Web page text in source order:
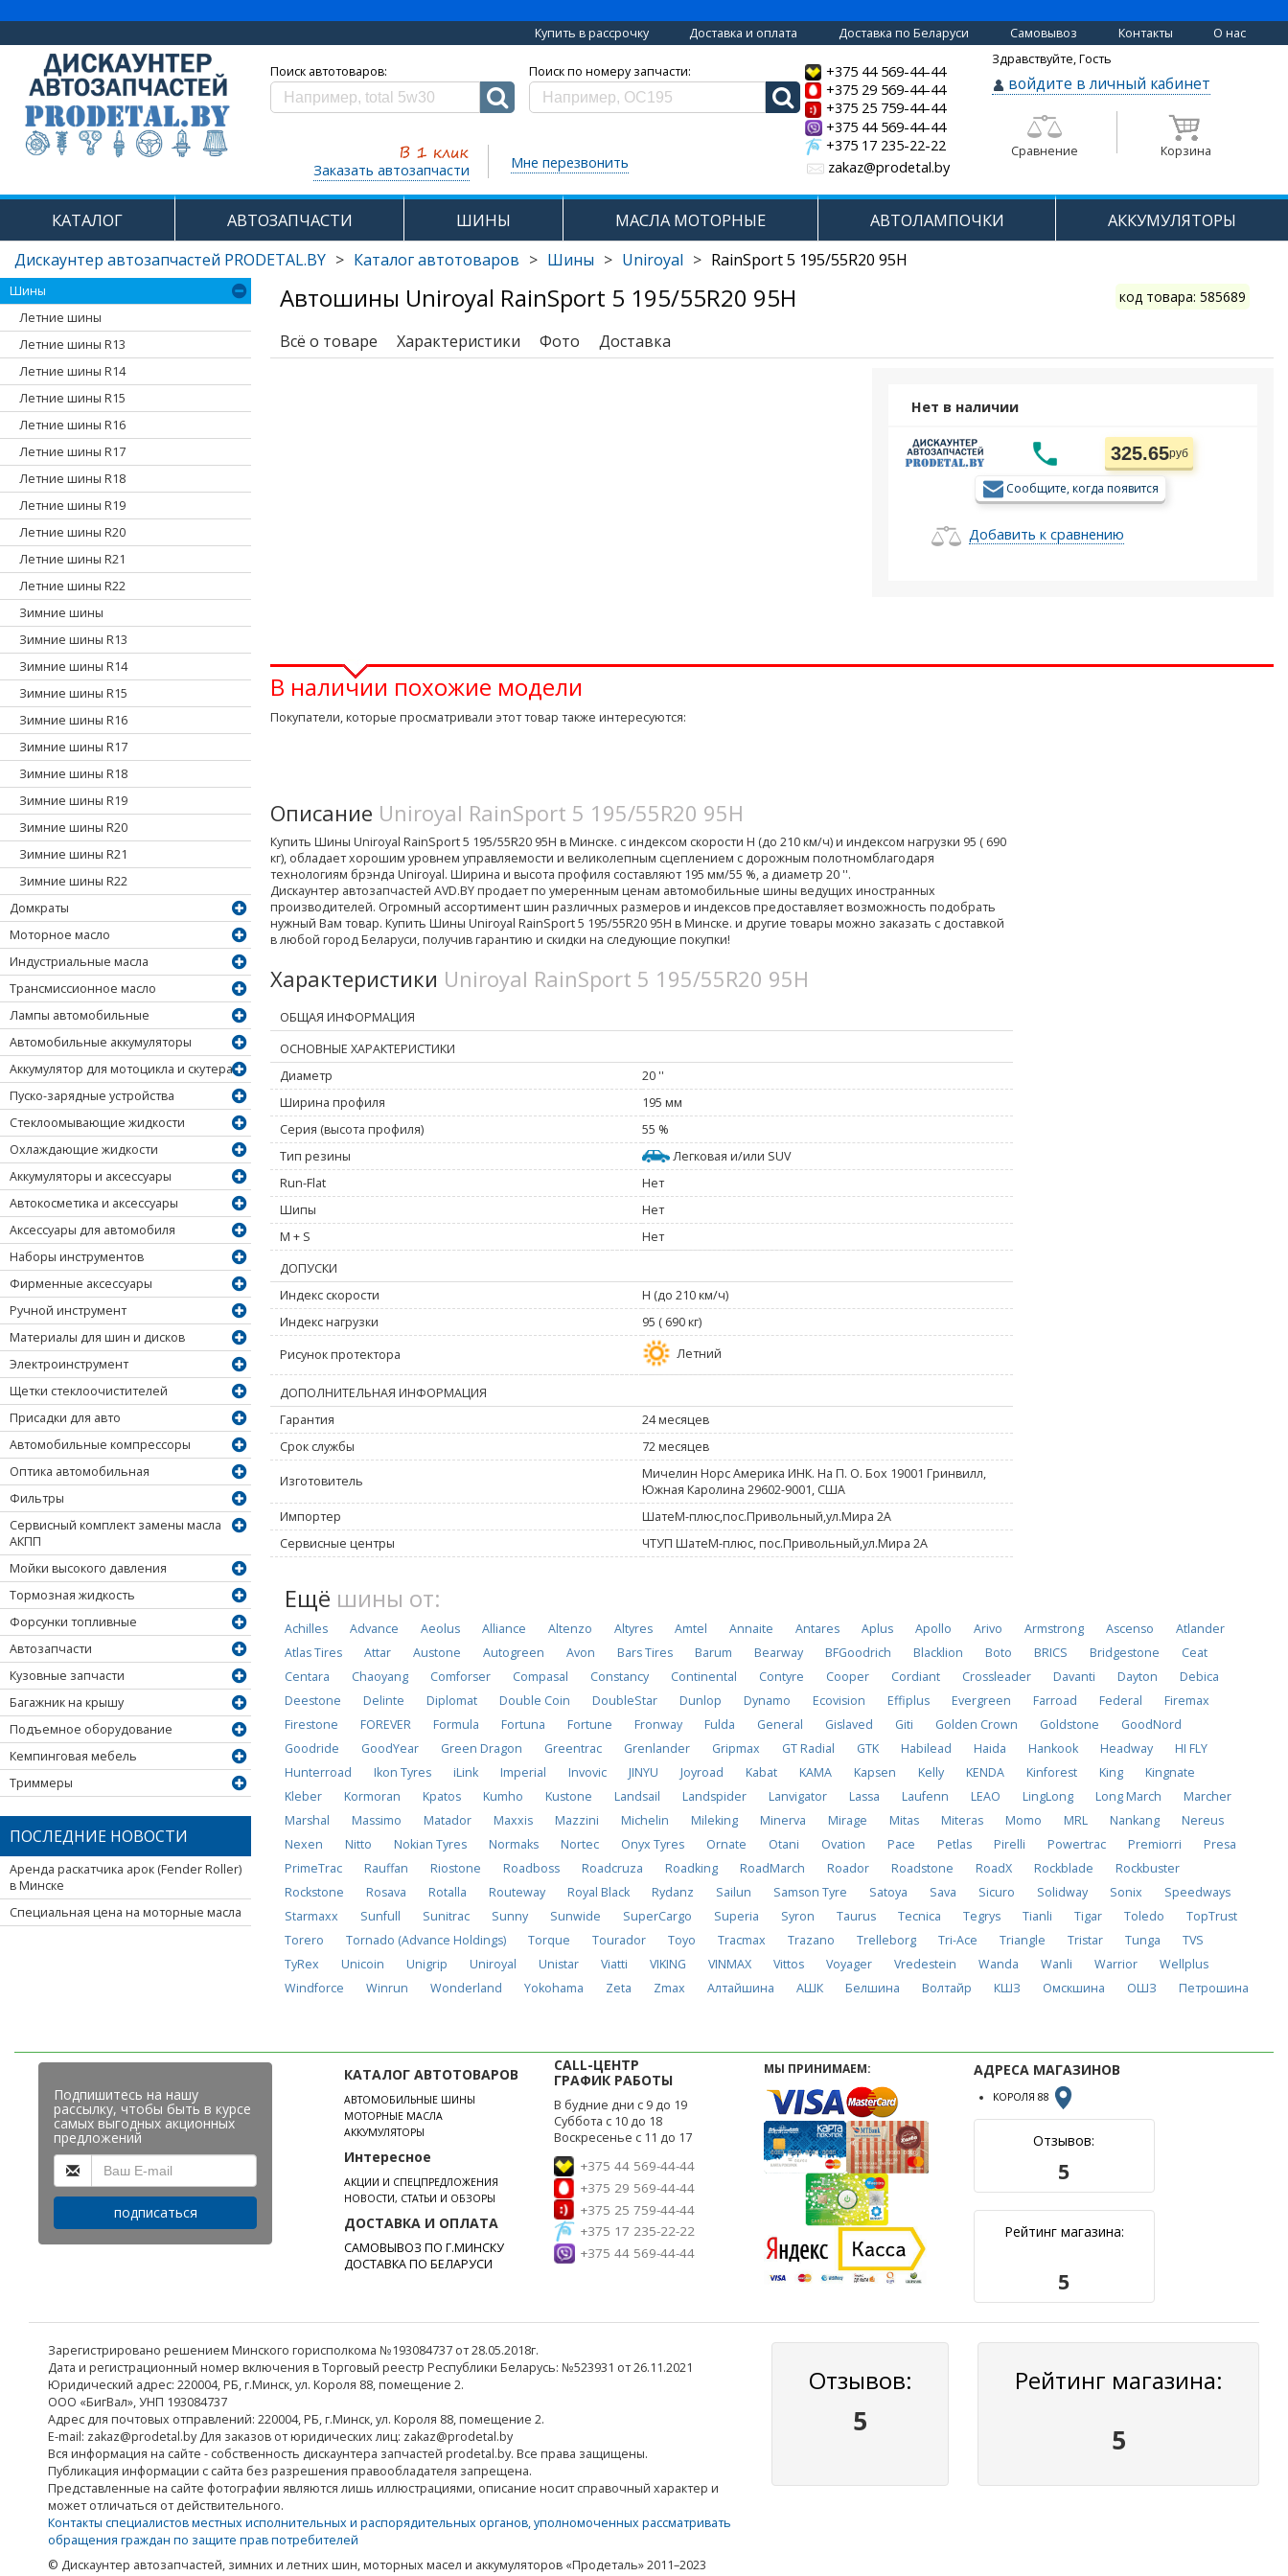
Купить в рассрочку Доставка и оплата Доставка по Беларуси Самовывоз Контакты О нас
Поиск автотоваров: Поиск по номеру запчасти:
Заказать автозапчасти Мне перезвонить
+375 44 569-44-44
+375 29 569-44-44
+375 25 759-44-44
+375 44 569-44-44
+375 17 235-22-22
zakaz@prodetal.by
Здравствуйте, Гость
войдите в личный кабинет
Сравнение Корзина
КАТАЛОГ АВТОЗАПЧАСТИ ШИНЫ МАСЛА МОТОРНЫЕ АВТОЛАМПОЧКИ АККУМУЛЯТОРЫ
Дискаунтер автозапчастей PRODETAL.BY > Каталог автотоваров > Шины > Uniroyal > RainSport 5 195/55R20 95H
Шины
Летние шины
Летние шины R13
Летние шины R14
Летние шины R15
Летние шины R16
Летние шины R17
Летние шины R18
Летние шины R19
Летние шины R20
Летние шины R21
Летние шины R22
Зимние шины
Зимние шины R13
Зимние шины R14
Зимние шины R15
Зимние шины R16
Зимние шины R17
Зимние шины R18
Зимние шины R19
Зимние шины R20
Зимние шины R21
Зимние шины R22
Домкраты
Моторное масло
Индустриальные масла
Трансмиссионное масло
Лампы автомобильные
Автомобильные аккумуляторы
Аккумулятор для мотоцикла и скутера
Пуско-зарядные устройства
Стеклоомывающие жидкости
Охлаждающие жидкости
Аккумуляторы и аксессуары
Автокосметика и аксессуары
Аксессуары для автомобиля
Наборы инструментов
Фирменные аксессуары
Ручной инструмент
Материалы для шин и дисков
Электроинструмент
Щетки стеклоочистителей
Присадки для авто
Автомобильные компрессоры
Оптика автомобильная
Фильтры
Сервисный комплект замены масла
АКПП
Мойки высокого давления
Тормозная жидкость
Форсунки топливные
Автозапчасти
Кузовные запчасти
Багажник на крышу
Подъемное оборудование
Кемпинговая мебель
Триммеры
ПОСЛЕДНИЕ НОВОСТИ
Аренда раскатчика арок (Fender Roller)
в Минске
Специальная цена на моторные масла
Автошины Uniroyal RainSport 5 195/55R20 95H код товара: 585689
Всё о товаре Характеристики Фото Доставка
Нет в наличии
325.65руб
Сообщите, когда появится
Добавить к сравнению
В наличии похожие модели
Покупатели, которые просматривали этот товар также интересуются:
Описание Uniroyal RainSport 5 195/55R20 95H
Купить Шины Uniroyal RainSport 5 195/55R20 95H в Минске. с индексом скорости H (до 210 км/ч) и индексом нагрузки 95 ( 690
кг), обладает хорошим уровнем управляемости и великолепным сцеплением с дорожным полотномблагодаря
технологиям брэнда Uniroyal. Ширина и высота профиля составляют 195 мм/55 %, а диаметр 20 ''.
Дискаунтер автозапчастей AVD.BY продает по умеренным ценам автомобильные шины ведущих иностранных
производителей. Огромный ассортимент шин различных размеров и индексов предоставляет возможность подобрать
нужный Вам товар. Купить Шины Uniroyal RainSport 5 195/55R20 95H в Минске. и другие товары можно заказать с доставкой
в любой город Беларуси, получив гарантию и скидки на следующие покупки!
Характеристики Uniroyal RainSport 5 195/55R20 95H
ОБЩАЯ ИНФОРМАЦИЯ
ОСНОВНЫЕ ХАРАКТЕРИСТИКИ
Диаметр
20 ''
Ширина профиля
195 мм
Серия (высота профиля)
55 %
Тип резины
Легковая и/или SUV
Run-Flat
Нет
Шипы
Нет
M + S
Нет
ДОПУСКИ
Индекс скорости
H (до 210 км/ч)
Индекс нагрузки
95 ( 690 кг)
Рисунок протектора
Летний
ДОПОЛНИТЕЛЬНАЯ ИНФОРМАЦИЯ
Гарантия
24 месяцев
Срок службы
72 месяцев
Изготовитель
Мичелин Норс Америка ИНК. На П. О. Боx 19001 Гринвилл,
Южная Каролина 29602-9001, США
Импортер
ШатеМ-плюс,пос.Привольный,ул.Мира 2A
Сервисные центры
ЧТУП ШатеМ-плюс, пос.Привольный,ул.Мира 2A
Ещё шины от:
Achilles Advance Aeolus Alliance Altenzo Altyres Amtel Annaite Antares Aplus Apollo Arivo Armstrong Ascenso
Atlander
Atlas Tires
Attar Austone Autogreen Avon Bars Tires Barum Bearway BFGoodrich Blacklion Boto BRICS Bridgestone
Ceat
Centara
Chaoyang Comforser Compasal Constancy Continental Contyre Cooper Cordiant Crossleader Davanti Dayton
Debica
Deestone
Delinte Diplomat Double Coin DoubleStar Dunlop Dynamo Ecovision Effiplus Evergreen Farroad Federal
Firemax
Firestone
FOREVER Formula Fortuna Fortune Fronway Fulda General Gislaved Giti Golden Crown Goldstone
GoodNord
Goodride
GoodYear Green Dragon Greentrac Grenlander Gripmax GT Radial GTK Habilead Haida Hankook Headway
HI FLY
Hunterroad
Ikon Tyres iLink Imperial Invovic JINYU Joyroad Kabat KAMA Kapsen Kelly KENDA Kinforest King
Kingnate
Kleber
Kormoran Kpatos Kumho Kustone Landsail Landspider Lanvigator Lassa Laufenn LEAO LingLong Long March
Marcher
Marshal
Massimo Matador Maxxis Mazzini Michelin Mileking Minerva Mirage Mitas Miteras Momo MRL Nankang
Nereus
Nexen
Nitto Nokian Tyres Normaks Nortec Onyx Tyres Ornate Otani Ovation Pace Petlas Pirelli Powertrac Premiorri
Presa
PrimeTrac
Rauffan Riostone Roadboss Roadcruza Roadking RoadMarch Roador Roadstone RoadX Rockblade
Rockbuster
Rockstone
Rosava Rotalla Routeway Royal Black Rydanz Sailun Samson Tyre Satoya Sava Sicuro Solidway Sonix
Speedways
Starmaxx
Sunfull Sunitrac Sunny Sunwide SuperCargo Superia Syron Taurus Tecnica Tegrys Tianli Tigar Toledo
TopTrust
Torero
Tornado (Advance Holdings) Torque Tourador Toyo Tracmax Trazano Trelleborg Tri-Ace Triangle Tristar Tunga
TVS
TyRex
Unicoin Unigrip Uniroyal Unistar Viatti VIKING VINMAX Vittos Voyager Vredestein Wanda Wanli Warrior
Wellplus
Windforce
Winrun Wonderland Yokohama Zeta Zmax Алтайшина АШК Белшина Волтайр КШЗ Омскшина ОШЗ Петрошина
Подпишитесь на нашу
рассылку, чтобы быть в курсе
самых выгодных акционных
предложений
подписаться
КАТАЛОГ АВТОТОВАРОВ
АВТОМОБИЛЬНЫЕ ШИНЫ
МОТОРНЫЕ МАСЛА
АККУМУЛЯТОРЫ
Интересное
АКЦИИ И СПЕЦПРЕДЛОЖЕНИЯ
НОВОСТИ, СТАТЬИ И ОБЗОРЫ
ДОСТАВКА И ОПЛАТА
САМОВЫВОЗ ПО Г.МИНСКУ
ДОСТАВКА ПО БЕЛАРУСИ
CALL-ЦЕНТР
ГРАФИК РАБОТЫ
В будние дни с 9 до 19
Суббота с 10 до 18
Воскресенье с 11 до 17
+375 44 569-44-44
+375 29 569-44-44
+375 25 759-44-44
+375 17 235-22-22
+375 44 569-44-44
МЫ ПРИНИМАЕМ: АДРЕСА МАГАЗИНОВ
КОРОЛЯ 88
Отзывов:
5
Рейтинг магазина:
5
Зарегистрировано решением Минского горисполкома №193084737 от 28.05.2018г.
Дата и регистрационный номер включения в Торговый реестр Республики Беларусь: №523931 от 26.11.2021
Юридический адрес: 220004, РБ, г.Минск, ул. Короля 88, помещение 2.
ООО «БигВал», УНП 193084737
Адрес для почтовых отправлений: 220004, РБ, г.Минск, ул. Короля 88, помещение 2.
E-mail: zakaz@prodetal.by Для заказов от юридических лиц: zakaz@prodetal.by
Вся информация на сайте - собственность дискаунтера запчастей prodetal.by. Все права защищены.
Публикация информации с сайта без разрешения правообладателя запрещена.
Представленные на сайте фотографии являются лишь иллюстрациями, описание носит справочный характер и
может отличаться от действительного.
Контакты специалистов местных исполнительных и распорядительных органов, уполномоченных рассматривать
обращения граждан по защите прав потребителей
© Дискаунтер автозапчастей, зимних и летних шин, моторных масел и аккумуляторов «Продеталь» 2011–2023
Отзывов:
5
Рейтинг магазина:
5